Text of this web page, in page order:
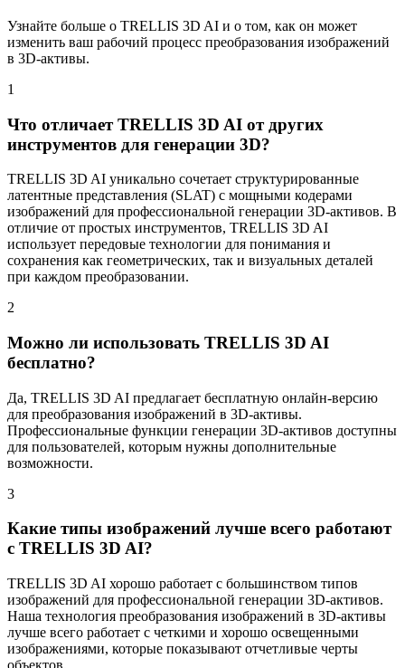
Узнайте больше о TRELLIS 3D AI и о том, как он может
изменить ваш рабочий процесс преобразования изображений
в 3D-активы.
1
Что отличает TRELLIS 3D AI от других
инструментов для генерации 3D?
TRELLIS 3D AI уникально сочетает структурированные
латентные представления (SLAT) с мощными кодерами
изображений для профессиональной генерации 3D-активов. В
отличие от простых инструментов, TRELLIS 3D AI
использует передовые технологии для понимания и
сохранения как геометрических, так и визуальных деталей
при каждом преобразовании.
2
Можно ли использовать TRELLIS 3D AI
бесплатно?
Да, TRELLIS 3D AI предлагает бесплатную онлайн-версию
для преобразования изображений в 3D-активы.
Профессиональные функции генерации 3D-активов доступны
для пользователей, которым нужны дополнительные
возможности.
3
Какие типы изображений лучше всего работают
с TRELLIS 3D AI?
TRELLIS 3D AI хорошо работает с большинством типов
изображений для профессиональной генерации 3D-активов.
Наша технология преобразования изображений в 3D-активы
лучше всего работает с четкими и хорошо освещенными
изображениями, которые показывают отчетливые черты